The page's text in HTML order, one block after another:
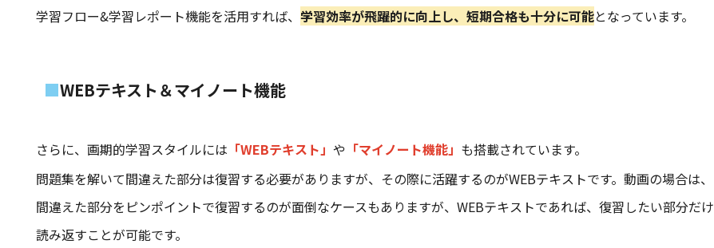
学習フロー&学習レポート機能を活用すれば、 学習効率が飛躍的に向上し、短期合格も十分に可能となっています。
WEBテキスト＆マイノート機能
さらに、画期的学習スタイルには 「WEBテキスト」 や 「マイノート機能」 も搭載されています。
問題集を解いて間違えた部分は復習する必要がありますが、その際に活躍するのがWEBテキストです。動画の場合は、
間違えた部分をピンポイントで復習するのが面倒なケースもありますが、WEBテキストであれば、復習したい部分だけ
読み返すことが可能です。